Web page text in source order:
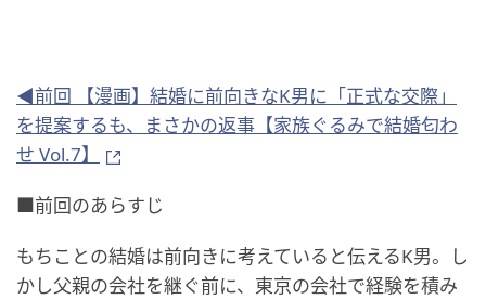
◀前回 【漫画】結婚に前向きなK男に「正式な交際」
を提案するも、まさかの返事【家族ぐるみで結婚匂わ
せ Vol.7】
■前回のあらすじ
もちことの結婚は前向きに考えていると伝えるK男。し
かし父親の会社を継ぐ前に、東京の会社で経験を積み